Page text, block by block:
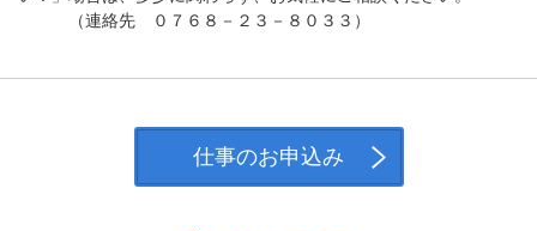
（連絡先 ０７６８－２３－８０３３）
仕事のお申込み